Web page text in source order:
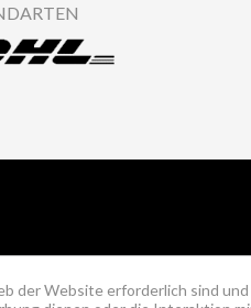
der Website erforderlich sind